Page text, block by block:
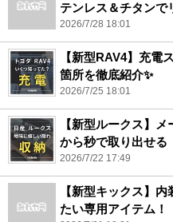
テンレス＆チタンで
2026/7/28 18:01
【新型RAV4】充電
箇所を徹底紹介✨
2026/7/25 18:01
【新型ルークス】
から秒で取り出せる
2026/7/22 17:49
【新型キックス】
たい専用アイテム！